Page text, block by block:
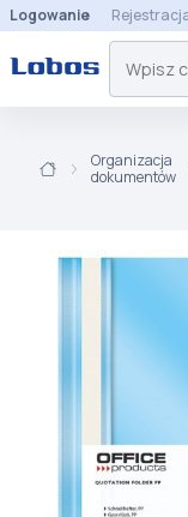
Logowanie
Organizacja
dokumentów